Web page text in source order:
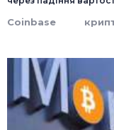
Coinbase